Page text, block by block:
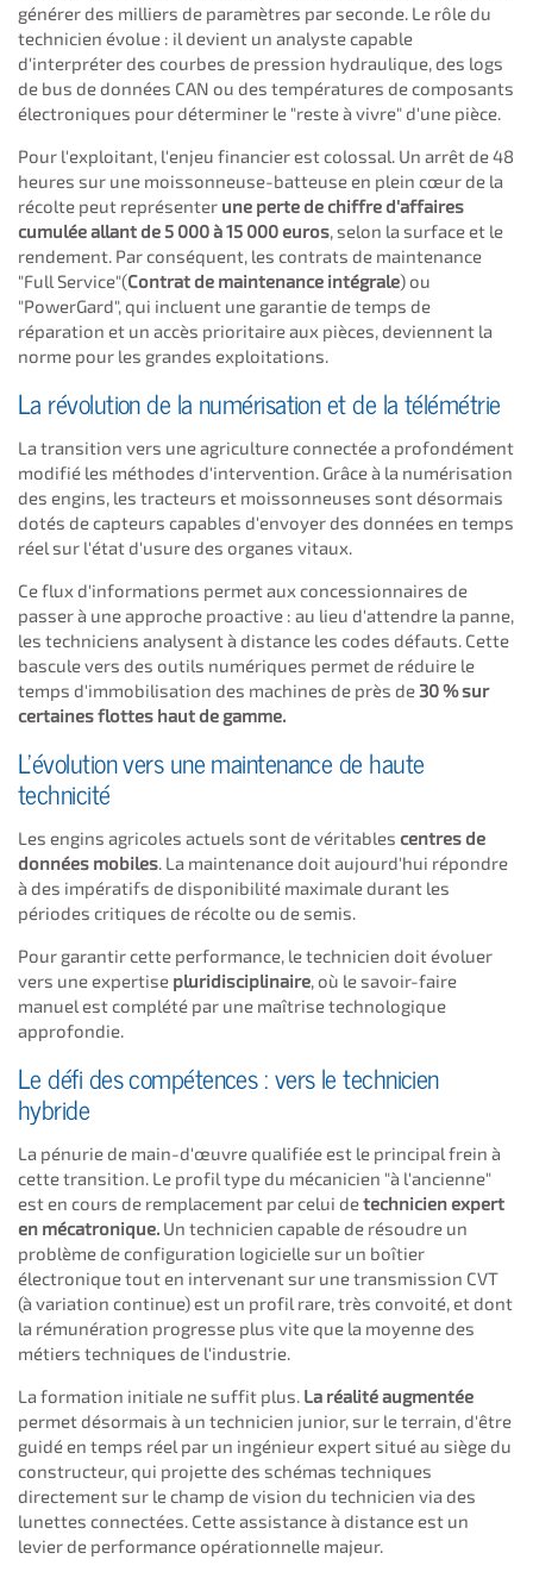
générer des milliers de paramètres par seconde. Le rôle du
technicien évolue : il devient un analyste capable
d'interpréter des courbes de pression hydraulique, des logs
de bus de données CAN ou des températures de composants
électroniques pour déterminer le "reste à vivre" d'une pièce.
Pour l'exploitant, l'enjeu financier est colossal. Un arrêt de 48
heures sur une moissonneuse-batteuse en plein cœur de la
récolte peut représenter une perte de chiffre d'affaires
cumulée allant de 5 000 à 15 000 euros , selon la surface et le
rendement. Par conséquent, les contrats de maintenance
"Full Service"(Contrat de maintenance intégrale) ou
"PowerGard", qui incluent une garantie de temps de
réparation et un accès prioritaire aux pièces, deviennent la
norme pour les grandes exploitations.
La révolution de la numérisation et de la télémétrie
La transition vers une agriculture connectée a profondément
modifié les méthodes d'intervention. Grâce à la numérisation
des engins, les tracteurs et moissonneuses sont désormais
dotés de capteurs capables d'envoyer des données en temps
réel sur l'état d'usure des organes vitaux.
Ce flux d'informations permet aux concessionnaires de
passer à une approche proactive : au lieu d'attendre la panne,
les techniciens analysent à distance les codes défauts. Cette
bascule vers des outils numériques permet de réduire le
temps d'immobilisation des machines de près de 30 % sur
certaines flottes haut de gamme.
L'évolution vers une maintenance de haute
technicité
Les engins agricoles actuels sont de véritables centres de
données mobiles . La maintenance doit aujourd'hui répondre
à des impératifs de disponibilité maximale durant les
périodes critiques de récolte ou de semis.
Pour garantir cette performance, le technicien doit évoluer
vers une expertise pluridisciplinaire , où le savoir-faire
manuel est complété par une maîtrise technologique
approfondie.
Le défi des compétences : vers le technicien
hybride
La pénurie de main-d'œuvre qualifiée est le principal frein à
cette transition. Le profil type du mécanicien "à l'ancienne"
est en cours de remplacement par celui detechnicien expert
en mécatronique. Un technicien capable de résoudre un
problème de configuration logicielle sur un boîtier
électronique tout en intervenant sur une transmission CVT
(à variation continue) est un profil rare, très convoité, et dont
la rémunération progresse plus vite que la moyenne des
métiers techniques de l'industrie.
La formation initiale ne suffit plus. La réalité augmentée
permet désormais à un technicien junior, sur le terrain, d'être
guidé en temps réel par un ingénieur expert situé au siège du
constructeur, qui projette des schémas techniques
directement sur le champ de vision du technicien via des
lunettes connectées. Cette assistance à distance est un
levier de performance opérationnelle majeur.